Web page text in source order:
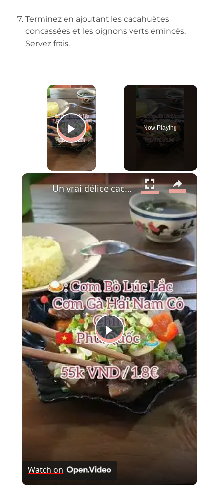
Terminez en ajoutant les cacahuètes
concassées et les oignons verts émincés.
Servez frais.
×
Play Video
Now Playing
×
Play
Video
Un vrai délice caché à Phu Quoc : le Bœuf Lúc Lắc 🍚🥩
Watch on